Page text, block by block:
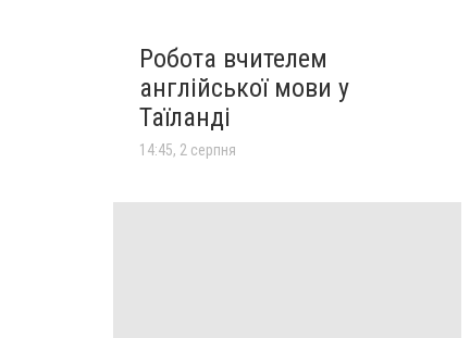
Робота вчителем
англійської мови у
Таїланді
14:45, 2 серпня